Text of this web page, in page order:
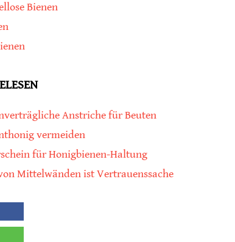
Bienen
Anstriche für Beuten
vermeiden
für Honigbienen-Haltung
Mittelwänden ist Vertrauenssache